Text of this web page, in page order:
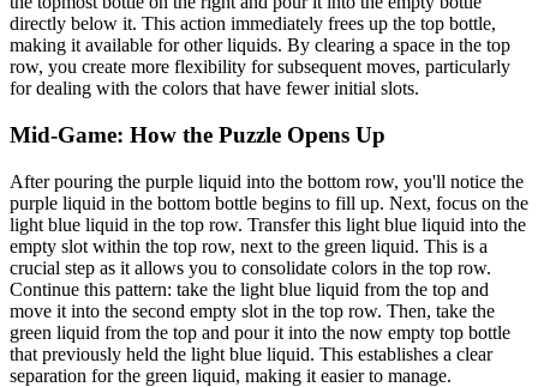
directly below it. This action immediately frees up the top bottle,
making it available for other liquids. By clearing a space in the top
row, you create more flexibility for subsequent moves, particularly
for dealing with the colors that have fewer initial slots.
Mid-Game: How the Puzzle Opens Up
After pouring the purple liquid into the bottom row, you'll notice the
purple liquid in the bottom bottle begins to fill up. Next, focus on the
light blue liquid in the top row. Transfer this light blue liquid into the
empty slot within the top row, next to the green liquid. This is a
crucial step as it allows you to consolidate colors in the top row.
Continue this pattern: take the light blue liquid from the top and
move it into the second empty slot in the top row. Then, take the
green liquid from the top and pour it into the now empty top bottle
that previously held the light blue liquid. This establishes a clear
separation for the green liquid, making it easier to manage.